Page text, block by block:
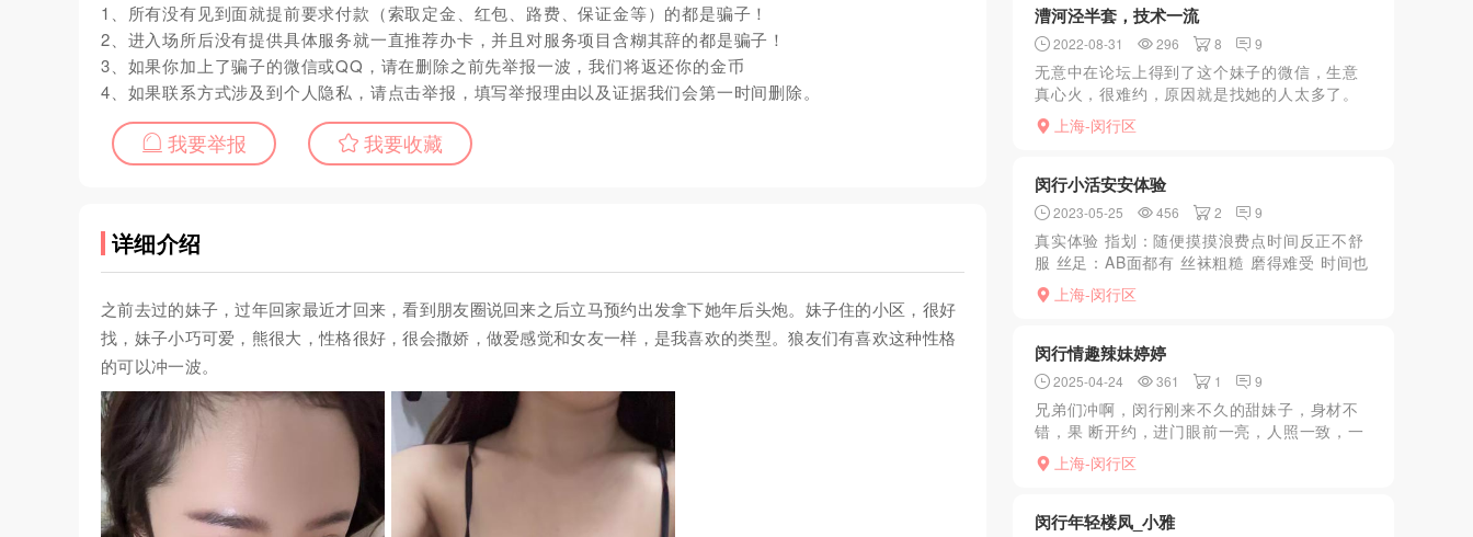
1、所有没有见到面就提前要求付款（索取定金、红包、路费、保证金等）的都是骗子！
2、进入场所后没有提供具体服务就一直推荐办卡，并且对服务项目含糊其辞的都是骗子！
3、如果你加上了骗子的微信或QQ，请在删除之前先举报一波，我们将返还你的金币
4、如果联系方式涉及到个人隐私，请点击举报，填写举报理由以及证据我们会第一时间删除。
我要举报 我要收藏
详细介绍
之前去过的妹子，过年回家最近才回来，看到朋友圈说回来之后立马预约出发拿下她年后头炮。妹子住的小区，很好
找，妹子小巧可爱，熊很大，性格很好，很会撒娇，做爱感觉和女友一样，是我喜欢的类型。狼友们有喜欢这种性格
的可以冲一波。
漕河泾半套，技术一流
2022-08-31 296 8 9
无意中在论坛上得到了这个妹子的微信，生意
真心火，很难约，原因就是找她的人太多了。
好不容易约了一次，服务一流，该有的都有，
dl时间很长，最后跪着帮我吹出来，性价比还
上海-闵行区
闵行小活安安体验
2023-05-25 456 2 9
真实体验 指划：随便摸摸浪费点时间反正不舒
服 丝足：AB面都有 丝袜粗糙 磨得难受 时间也
没多久 飞机：跪着上油偷桃完到A面舔胸加手
冲出 采耳：挖耳勺挖两下 棉...
上海-闵行区
闵行情趣辣妹婷婷
2025-04-24 361 1 9
兄弟们冲啊，闵行刚来不久的甜妹子，身材不
错，果 断开约，进门眼前一亮，人照一致，一
身网眼装，性 感迷人，高跟鞋皮肤白，小弟弟
立马起立，兄弟们都 懂的嘿！交完水费赶紧洗
上海-闵行区
闵行年轻楼凤_小雅